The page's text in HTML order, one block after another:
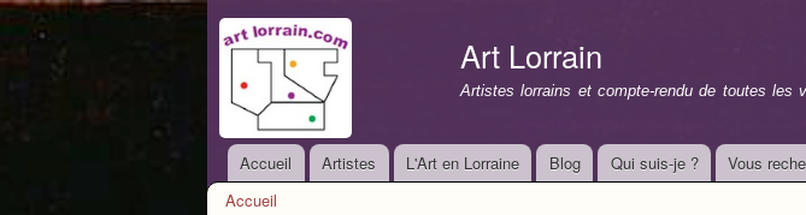
Art Lorrain
Artistes lorrains et compte-rendu de toutes les
Menu principal
Accueil Artistes L'Art en Lorraine Blog Qui suis-je ? Vous
Accueil